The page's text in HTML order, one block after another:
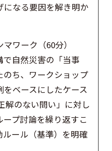
なる要因を解き明か
ワーク（60分）
自然災害の「当事
ち、ワークショップ
ベースにしたケース
解のない問い」に対し
プ討論を繰り返すこ
ルール（基準）を明確